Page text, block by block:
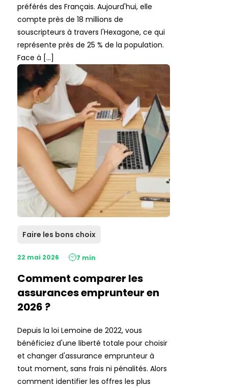
préférés des Français. Aujourd'hui, elle
compte près de 18 millions de
souscripteurs à travers l'Hexagone, ce qui
représente près de 25 % de la population.
Face à […]
Faire les bons choix
22 mai 2026 7 min
Comment comparer les
assurances emprunteur en
2026 ?
Depuis la loi Lemoine de 2022, vous
bénéficiez d'une liberté totale pour choisir
et changer d'assurance emprunteur à
tout moment, sans frais ni pénalités. Alors
comment identifier les offres les plus